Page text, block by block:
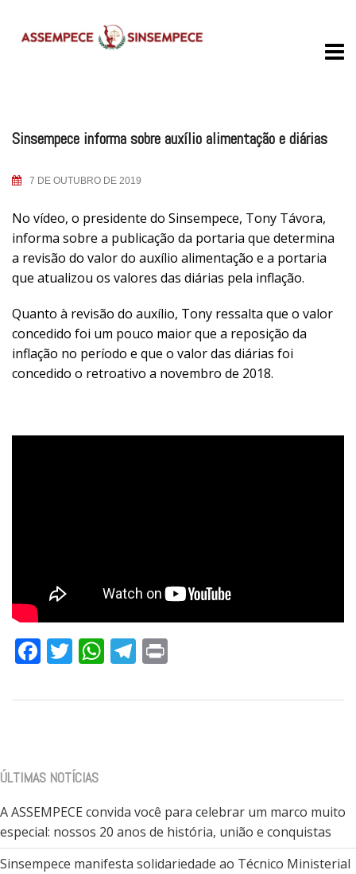
Sinsempece informa sobre auxílio alimentação e diárias
7 DE OUTUBRO DE 2019
No vídeo, o presidente do Sinsempece, Tony Távora,
informa sobre a publicação da portaria que determina
a revisão do valor do auxílio alimentação e a portaria
que atualizou os valores das diárias pela inflação.
Quanto à revisão do auxílio, Tony ressalta que o valor
concedido foi um pouco maior que a reposição da
inflação no período e que o valor das diárias foi
concedido o retroativo a novembro de 2018.
Facebook
Twitter
WhatsApp
Telegram
ÚLTIMAS NOTÍCIAS
A ASSEMPECE convida você para celebrar um marco muito
especial: nossos 20 anos de história, união e conquistas
Sinsempece manifesta solidariedade ao Técnico Ministerial